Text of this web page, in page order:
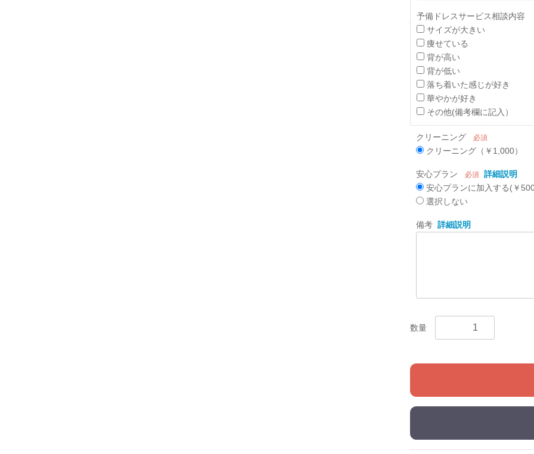
予備ドレスサービス相談内
サイズが大きい
痩せている
背が高い
背が低い
落ち着いた感じが好き
華やかが好き
その他(備考欄に記入）
クリーニング 必須
クリーニング（￥1,000）
安心プラン 必須 詳細説明
安心プランに加入する(￥
選択しない
備考 詳細説明
数量